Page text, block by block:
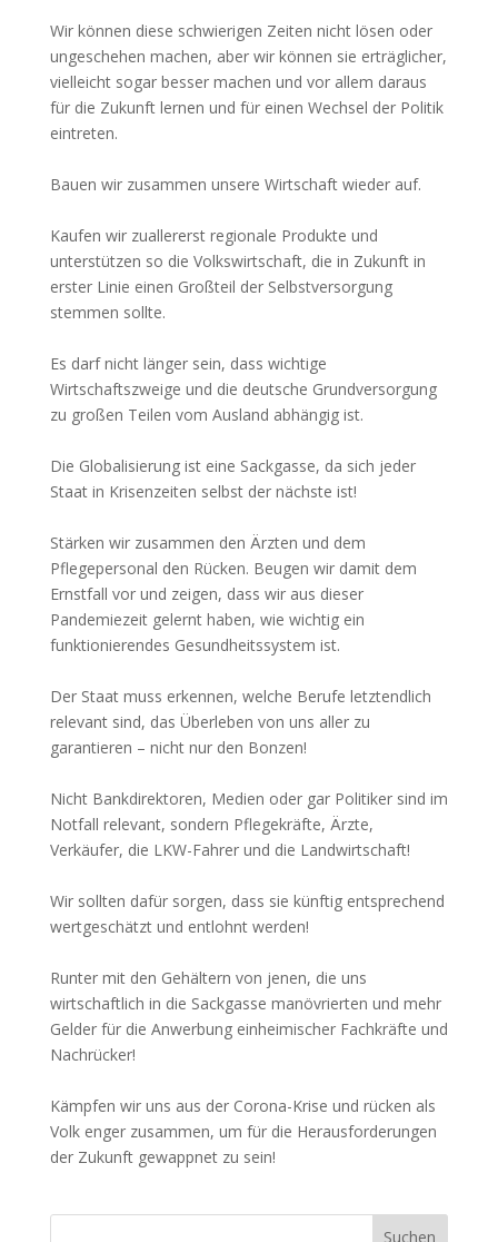
Wir können diese schwierigen Zeiten nicht lösen oder
ungeschehen machen, aber wir können sie erträglicher,
vielleicht sogar besser machen und vor allem daraus
für die Zukunft lernen und für einen Wechsel der Politik
eintreten.
Bauen wir zusammen unsere Wirtschaft wieder auf.
Kaufen wir zuallererst regionale Produkte und
unterstützen so die Volkswirtschaft, die in Zukunft in
erster Linie einen Großteil der Selbstversorgung
stemmen sollte.
Es darf nicht länger sein, dass wichtige
Wirtschaftszweige und die deutsche Grundversorgung
zu großen Teilen vom Ausland abhängig ist.
Die Globalisierung ist eine Sackgasse, da sich jeder
Staat in Krisenzeiten selbst der nächste ist!
Stärken wir zusammen den Ärzten und dem
Pflegepersonal den Rücken. Beugen wir damit dem
Ernstfall vor und zeigen, dass wir aus dieser
Pandemiezeit gelernt haben, wie wichtig ein
funktionierendes Gesundheitssystem ist.
Der Staat muss erkennen, welche Berufe letztendlich
relevant sind, das Überleben von uns aller zu
garantieren – nicht nur den Bonzen!
Nicht Bankdirektoren, Medien oder gar Politiker sind im
Notfall relevant, sondern Pflegekräfte, Ärzte,
Verkäufer, die LKW-Fahrer und die Landwirtschaft!
Wir sollten dafür sorgen, dass sie künftig entsprechend
wertgeschätzt und entlohnt werden!
Runter mit den Gehältern von jenen, die uns
wirtschaftlich in die Sackgasse manövrierten und mehr
Gelder für die Anwerbung einheimischer Fachkräfte und
Nachrücker!
Kämpfen wir uns aus der Corona-Krise und rücken als
Volk enger zusammen, um für die Herausforderungen
der Zukunft gewappnet zu sein!